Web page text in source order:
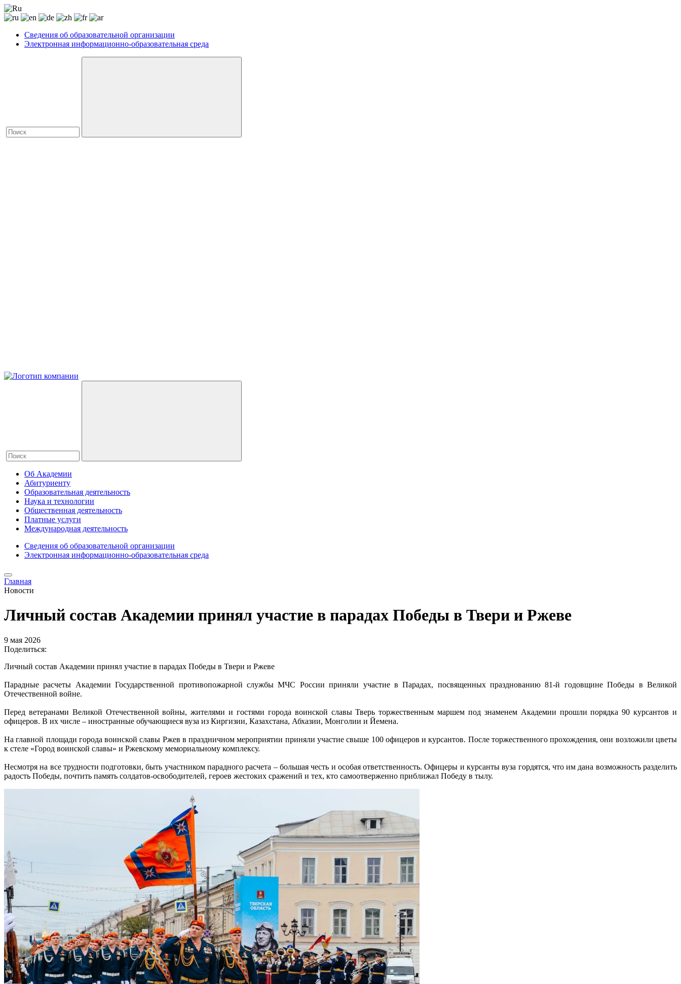
Сведения об образовательной организации
Электронная информационно-образовательная среда
Об Академии
Абитуриенту
Образовательная деятельность
Наука и технологии
Общественная деятельность
Платные услуги
Международная деятельность
Сведения об образовательной организации
Электронная информационно-образовательная среда
Главная
Новости
Личный состав Академии принял участие в парадах Победы в Твери и Ржеве
9 мая 2026
Поделиться:
Личный состав Академии принял участие в парадах Победы в Твери и Ржеве
Парадные расчеты Академии Государственной противопожарной службы МЧС России приняли участие в Парадах, посвященных празднованию 81-й годовщине Победы в Великой
Отечественной войне.
Перед ветеранами Великой Отечественной войны, жителями и гостями города воинской славы Тверь торжественным маршем под знаменем Академии прошли порядка 90 курсантов и
офицеров. В их числе – иностранные обучающиеся вуза из Киргизии, Казахстана, Абхазии, Монголии и Йемена.
На главной площади города воинской славы Ржев в праздничном мероприятии приняли участие свыше 100 офицеров и курсантов. После торжественного прохождения, они возложили цветы
к стеле «Город воинской славы» и Ржевскому мемориальному комплексу.
Несмотря на все трудности подготовки, быть участником парадного расчета – большая честь и особая ответственность. Офицеры и курсанты вуза гордятся, что им дана возможность разделить
радость Победы, почтить память солдатов-освободителей, героев жестоких сражений и тех, кто самоотверженно приближал Победу в тылу.